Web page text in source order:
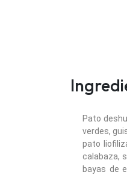
Pato
verdes,
pato
calabaza,
bayas de